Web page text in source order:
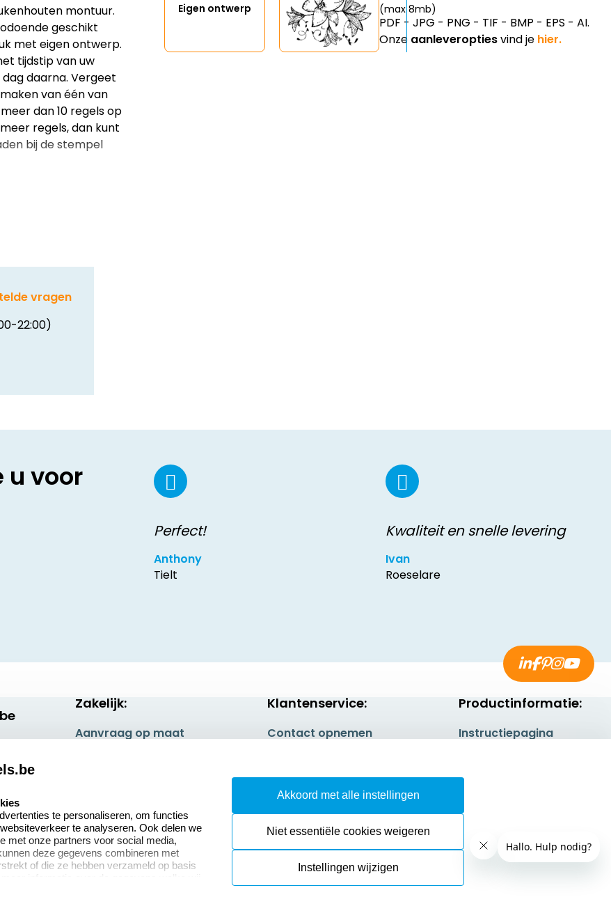
montuur.
geschikt
met eigen ontwerp.
tijdstip van uw
daarna. Vergeet
van één van
dan 10 regels op
regels, dan kunt
bij de stempel
vragen
22:00)
Eigen ontwerp (max 8mb)
PDF - JPG - PNG - TIF - BMP - EPS - AI.
Onze aanleveroptiesvind je hier.
u voor
Perfect!
Anthony
Tielt
Kwaliteit en snelle levering
Ivan
Roeselare
Zakelijk:
Aanvraag op maat
Klantenservice:
Contact opnemen
Herroepingsrecht
Productinformatie:
Instructiepagina
Safety Sheets
Sitemap
te personaliseren, om functies
te analyseren. Ook delen we
met onze partners voor social media,
deze gegevens combineren met
of die ze hebben verzameld op basis
ons privacy statement.
Akkoord met alle instellingen
Niet essentiële cookies weigeren
Instellingen wijzigen